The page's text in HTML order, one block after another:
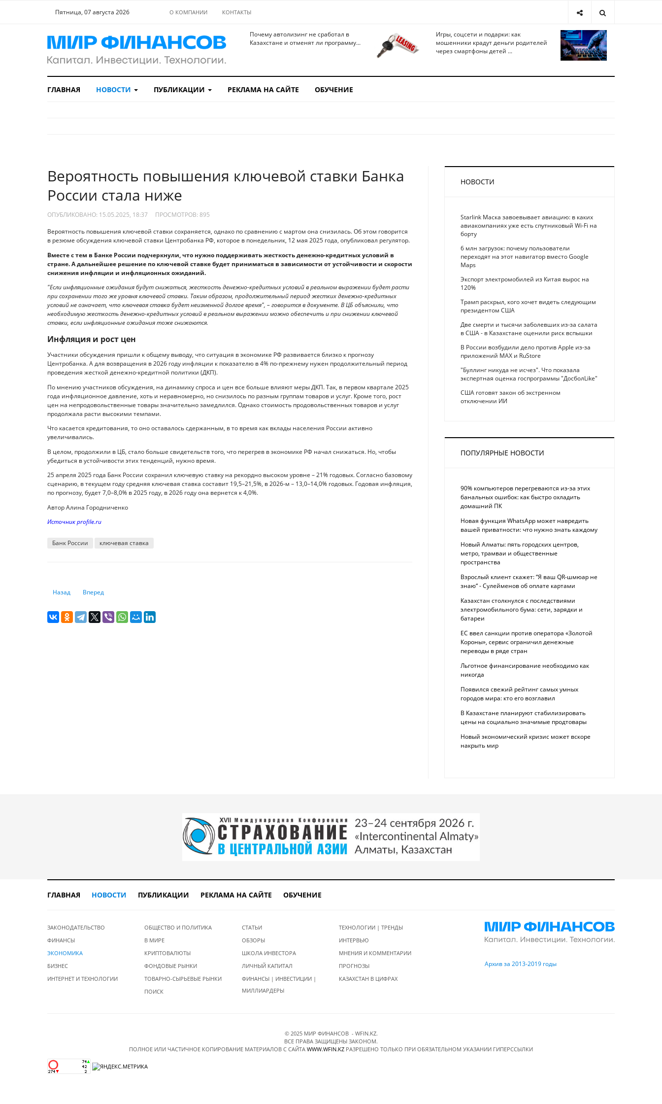
Пятница, 07 августа 2026 О КОМПАНИИ КОНТАКТЫ
Почему автолизинг не сработал в
Казахстане и отменят ли программу...
Игры, соцсети и подарки: как
мошенники крадут деньги родителей
через смартфоны детей ...
ГЛАВНАЯ НОВОСТИ ПУБЛИКАЦИИ РЕКЛАМА НА САЙТЕ ОБУЧЕНИЕ
Вероятность повышения ключевой ставки Банка
России стала ниже
ОПУБЛИКОВАНО: 15.05.2025, 18:37 ПРОСМОТРОВ: 895
Вероятность повышения ключевой ставки сохраняется, однако по сравнению с мартом она снизилась. Об этом говорится
в резюме обсуждения ключевой ставки Центробанка РФ, которое в понедельник, 12 мая 2025 года, опубликовал регулятор.
Вместе с тем в Банке России подчеркнули, что нужно поддерживать жесткость денежно-кредитных условий в
стране. А дальнейшее решение по ключевой ставке будет приниматься в зависимости от устойчивости и скорости
снижения инфляции и инфляционных ожиданий.
"Если инфляционные ожидания будут снижаться, жесткость денежно-кредитных условий в реальном выражении будет расти
при сохранении того же уровня ключевой ставки. Таким образом, продолжительный период жестких денежно-кредитных
условий не означает, что ключевая ставка будет неизменной долгое время", – говорится в документе. В ЦБ объяснили, что
необходимую жесткость денежно-кредитных условий в реальном выражении можно обеспечить и при снижении ключевой
ставки, если инфляционные ожидания тоже снижаются.
Инфляция и рост цен
Участники обсуждения пришли к общему выводу, что ситуация в экономике РФ развивается близко к прогнозу
Центробанка. А для возвращения в 2026 году инфляции к показателю в 4% по-прежнему нужен продолжительный период
проведения жесткой денежно-кредитной политики (ДКП).
По мнению участников обсуждения, на динамику спроса и цен все больше влияют меры ДКП. Так, в первом квартале 2025
года инфляционное давление, хоть и неравномерно, но снизилось по разным группам товаров и услуг. Кроме того, рост
цен на непродовольственные товары значительно замедлился. Однако стоимость продовольственных товаров и услуг
продолжала расти высокими темпами.
Что касается кредитования, то оно оставалось сдержанным, в то время как вклады населения России активно
увеличивались.
В целом, продолжили в ЦБ, стало больше свидетельств того, что перегрев в экономике РФ начал снижаться. Но, чтобы
убедиться в устойчивости этих тенденций, нужно время.
25 апреля 2025 года Банк России сохранил ключевую ставку на рекордно высоком уровне – 21% годовых. Согласно базовому
сценарию, в текущем году средняя ключевая ставка составит 19,5–21,5%, в 2026-м – 13,0–14,0% годовых. Годовая инфляция,
по прогнозу, будет 7,0–8,0% в 2025 году, в 2026 году она вернется к 4,0%.
Автор Алина Городниченко
Источник profile.ru
Банк России ключевая ставка
Предыдущий: Новое поле битвы за ИИ: минералы и таланты
Назад Следующий: Изменит ли Казахстан тарифные ставки для товаров из США
Вперед
НОВОСТИ
Starlink Маска завоевывает авиацию: в каких
авиакомпаниях уже есть спутниковый Wi-Fi на
борту
6 млн загрузок: почему пользователи
переходят на этот навигатор вместо Google
Maps
Экспорт электромобилей из Китая вырос на
120%
Трамп раскрыл, кого хочет видеть следующим
президентом США
Две смерти и тысячи заболевших из-за салата
в США - в Казахстане оценили риск вспышки
В России возбудили дело против Apple из-за
приложений MAX и RuStore
"Буллинг никуда не исчез". Что показала
экспертная оценка госпрограммы "ДосболLike"
США готовят закон об экстренном
отключении ИИ
ПОПУЛЯРНЫЕ НОВОСТИ
90% компьютеров перегреваются из-за этих
банальных ошибок: как быстро охладить
домашний ПК
Новая функция WhatsApp может навредить
вашей приватности: что нужно знать каждому
Новый Алматы: пять городских центров,
метро, трамваи и общественные
пространства
Взрослый клиент скажет: “Я ваш QR-шмюар не
знаю“ - Сулейменов об оплате картами
Казахстан столкнулся с последствиями
электромобильного бума: сети, зарядки и
батареи
ЕС ввел санкции против оператора «Золотой
Короны», сервис ограничил денежные
переводы в ряде стран
Льготное финансирование необходимо как
никогда
Появился свежий рейтинг самых умных
городов мира: кто его возглавил
В Казахстане планируют стабилизировать
цены на социально значимые продтовары
Новый экономический кризис может вскоре
накрыть мир
ГЛАВНАЯ НОВОСТИ ПУБЛИКАЦИИ РЕКЛАМА НА САЙТЕ ОБУЧЕНИЕ
ЗАКОНОДАТЕЛЬСТВО
ФИНАНСЫ
ЭКОНОМИКА
БИЗНЕС
ИНТЕРНЕТ И ТЕХНОЛОГИИ
ОБЩЕСТВО И ПОЛИТИКА
В МИРЕ
КРИПТОВАЛЮТЫ
ФОНДОВЫЕ РЫНКИ
ТОВАРНО-СЫРЬЕВЫЕ РЫНКИ
ПОИСК
СТАТЬИ
ОБЗОРЫ
ШКОЛА ИНВЕСТОРА
ЛИЧНЫЙ КАПИТАЛ
ФИНАНСЫ | ИНВЕСТИЦИИ |
МИЛЛИАРДЕРЫ
ТЕХНОЛОГИИ | ТРЕНДЫ
ИНТЕРВЬЮ
МНЕНИЯ И КОММЕНТАРИИ
ПРОГНОЗЫ
КАЗАХСТАН В ЦИФРАХ
Архив за 2013-2019 годы
© 2025 МИР ФИНАНСОВ - WFIN.KZ.
ВСЕ ПРАВА ЗАЩИЩЕНЫ ЗАКОНОМ.
ПОЛНОЕ ИЛИ ЧАСТИЧНОЕ КОПИРОВАНИЕ МАТЕРИАЛОВ C САЙТА WWW.WFIN.KZ РАЗРЕШЕНО ТОЛЬКО ПРИ ОБЯЗАТЕЛЬНОМ УКАЗАНИИ ГИПЕРССЫЛКИ